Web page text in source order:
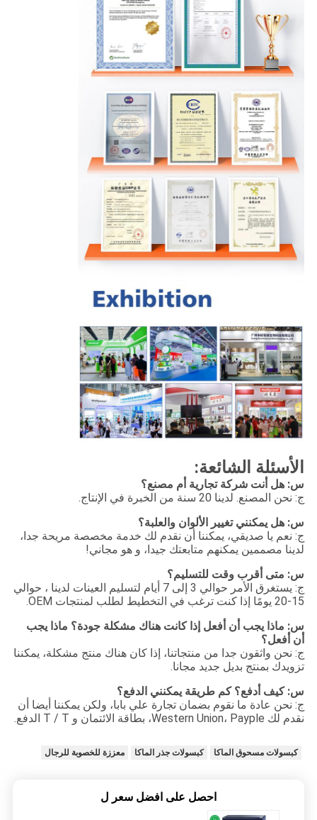
الأسئلة الشائعة:
س: هل أنت شركة تجارية أم مصنع؟
ج: نحن المصنع. لدينا 20 سنة من الخبرة في الإنتاج.
س: هل يمكنني تغيير الألوان والعلبة؟
ج: نعم يا صديقي، يمكننا أن نقدم لك خدمة مخصصة مريحة جدا،
لدينا مصممين يمكنهم متابعتك جيدا، و هو مجاني!
س: متى أقرب وقت للتسليم؟
ج: يستغرق الأمر حوالي 3 إلى 7 أيام لتسليم العينات لدينا ، حوالي
15-20 يومًا إذا كنت ترغب في التخطيط لطلب لمنتجات OEM.
س: ماذا يجب أن أفعل إذا كانت هناك مشكلة جودة؟ ماذا يجب
أن أفعل؟
ج: نحن واثقون جدا من منتجاتنا، إذا كان هناك منتج مشكلة، يمكننا
تزويدك بمنتج بديل جديد مجانا.
س: كيف أدفع؟ كم طريقة يمكنني الدفع؟
ج: نحن عادة ما نقوم بضمان تجارة علي بابا، ولكن يمكننا أيضا أن
نقدم لك Western Union، Payple، بطاقة الائتمان و T / T الدفع.
كبسولات مسحوق الماكا كبسولات جذر الماكا معززة للخصوبة للرجال
احصل على افضل سعر ل